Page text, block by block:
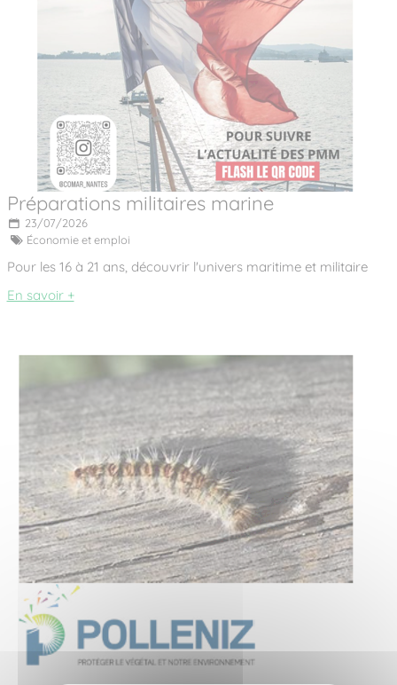
Préparations militaires marine
23/07/2026
Économie et emploi
Pour les 16 à 21 ans, découvrir l'univers maritime et militaire
En savoir +